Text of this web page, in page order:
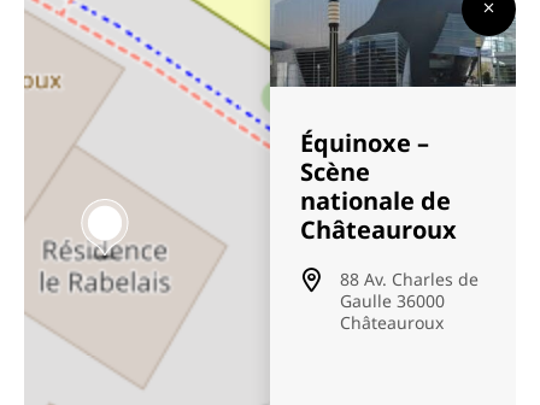
Équinoxe –
Scène
nationale de
Châteauroux
88 Av. Charles de
Gaulle 36000
Châteauroux